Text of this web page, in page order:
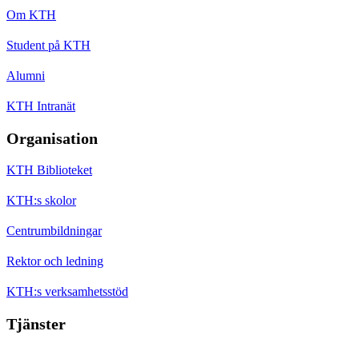
Om KTH
Student på KTH
Alumni
KTH Intranät
Organisation
KTH Biblioteket
KTH:s skolor
Centrumbildningar
Rektor och ledning
KTH:s verksamhetsstöd
Tjänster